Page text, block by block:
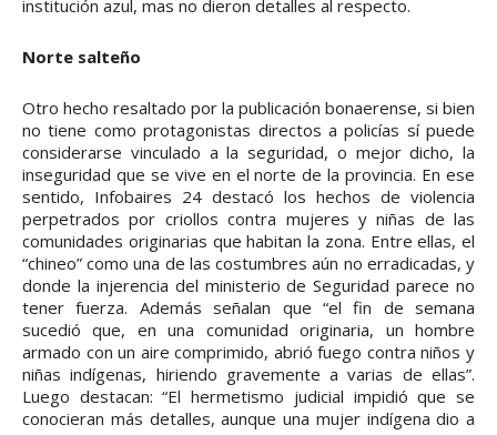
institución azul, mas no dieron detalles al respecto.
Norte salteño
Otro hecho resaltado por la publicación bonaerense, si bien
no tiene como protagonistas directos a policías sí puede
considerarse vinculado a la seguridad, o mejor dicho, la
inseguridad que se vive en el norte de la provincia. En ese
sentido, Infobaires 24 destacó los hechos de violencia
perpetrados por criollos contra mujeres y niñas de las
comunidades originarias que habitan la zona. Entre ellas, el
“chineo” como una de las costumbres aún no erradicadas, y
donde la injerencia del ministerio de Seguridad parece no
tener fuerza. Además señalan que “el fin de semana
sucedió que, en una comunidad originaria, un hombre
armado con un aire comprimido, abrió fuego contra niños y
niñas indígenas, hiriendo gravemente a varias de ellas”.
Luego destacan: “El hermetismo judicial impidió que se
conocieran más detalles, aunque una mujer indígena dio a